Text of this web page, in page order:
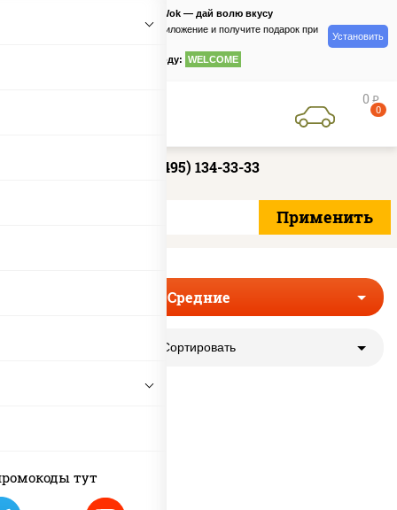
тут
PizzaSushiWok — дай волю вкусу
Скачайте приложение и получите подарок при
по промокоду: WELCOME
Установить
0 руб
0
+7 (495) 134-33-33
Средние
Сортировать
калифорния чиз, филадельфия дуэт
ролл, креветка люкс ролл, ролл